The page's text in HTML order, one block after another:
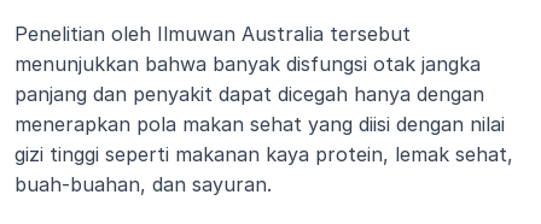
Penelitian oleh Ilmuwan Australia tersebut
menunjukkan bahwa banyak disfungsi otak jangka
panjang dan penyakit dapat dicegah hanya dengan
menerapkan pola makan sehat yang diisi dengan nilai
gizi tinggi seperti makanan kaya protein, lemak sehat,
buah-buahan, dan sayuran.